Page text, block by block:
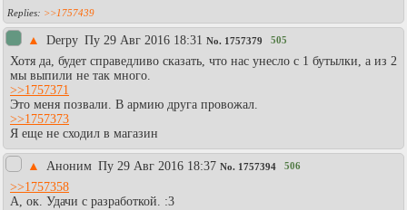
>>1757439
▲ Derpy Пy 29 Авг 2016 18:31 No. 1757379 505
Хотя да, будет справедливо сказать, что нас унесло с 1 бутылки, а из 2
мы выпили не так много.
>>1757371
Это меня позвали. В армию друга провожал.
>>1757373
Я еще не сходил в магазин
▲ Аноним Пy 29 Авг 2016 18:37 No. 1757394 506
>>1757358
А, ок. Удачи с разработкой. :3